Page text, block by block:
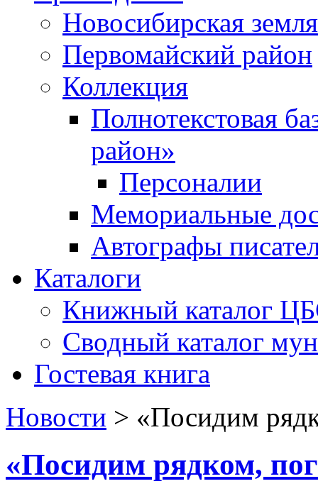
Новосибирская земля
Первомайский район
Коллекция
Полнотекстовая
район»
Персоналии
Мемориальные
Автографы
Каталоги
Книжный каталог
Сводный каталог
Гостевая книга
Новости > «Посидим
«Посидим рядком,